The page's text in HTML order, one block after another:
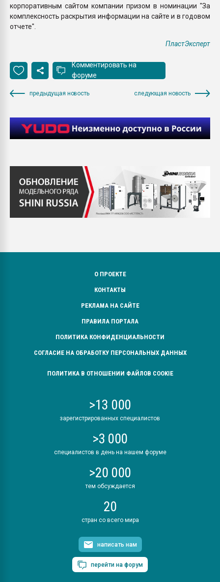
корпоративным сайтом компании призом в номинации "За
комплексность раскрытия информации на сайте и в годовом
отчете".
ПластЭксперт
Комментировать на
форуме
предыдущая новость следующая новость
О ПРОЕКТЕ
КОНТАКТЫ
РЕКЛАМА НА САЙТЕ
ПРАВИЛА ПОРТАЛА
ПОЛИТИКА КОНФИДЕНЦИАЛЬНОСТИ
СОГЛАСИЕ НА ОБРАБОТКУ ПЕРСОНАЛЬНЫХ ДАННЫХ
ПОЛИТИКА В ОТНОШЕНИИ ФАЙЛОВ COOKIE
>13 000
зарегистрированных специалистов
>3 000
специалистов в день на нашем форуме
>20 000
тем обсуждается
20
стран со всего мира
написать нам
перейти на форум